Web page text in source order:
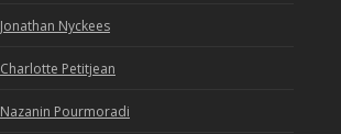
Jonathan Nyckees
Charlotte Petitjean
Nazanin Pourmoradi